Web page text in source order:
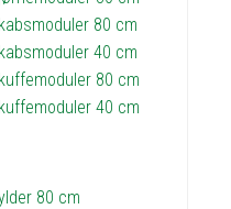
80 cm
40 cm
80 cm
40 cm
80 cm